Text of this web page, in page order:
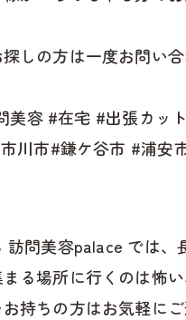
しの方は一度お問い
美容 #在宅 #出張カッ
川市#鎌ケ谷市 #浦安
問美容palace では、
る場所に行くのは怖
持ちの方はお気軽にご